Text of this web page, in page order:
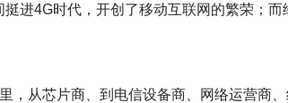
进4G时代，开创了移动互联网的繁荣；而
，从芯片商、到电信设备商、网络运营商